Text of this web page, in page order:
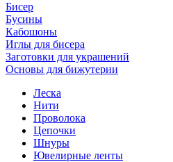
Бисер
Бусины
Кабошоны
Иглы для бисера
Заготовки для украшений
Основы для бижутерии
Леска
Нити
Проволока
Цепочки
Шнуры
Ювелирные ленты